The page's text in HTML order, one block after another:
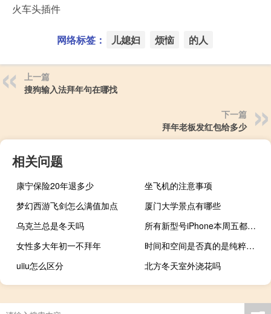
火车头插件
网络标签： 儿媳妇 烦恼 的人
上一篇
搜狗输入法拜年句在哪找
下一篇
拜年老板发红包给多少
相关问题
康宁保险20年退多少
坐飞机的注意事项
梦幻西游飞剑怎么满值加点
厦门大学景点有哪些
乌克兰总是冬天吗
所有新型号iPhone本周五都可以预订
女性多大年初一不拜年
时间和空间是否真的是纯粹理性（时间和空间是）
uiiu怎么区分
北方冬天室外浇花吗